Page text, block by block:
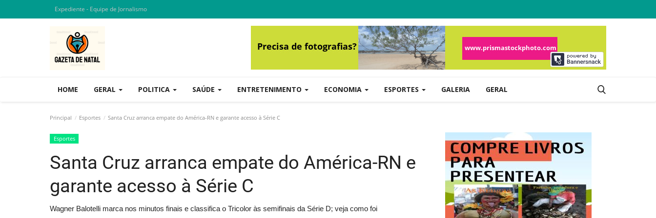
Expediente - Equipe de Jornalismo
HOME GERAL POLITICA SAÚDE ENTRETENIMENTO ECONOMIA ESPORTES GALERIA GERAL
Principal Esportes Santa Cruz arranca empate do América-RN e garante acesso à Série C
Esportes
Santa Cruz arranca empate do América-RN e
garante acesso à Série C
Wagner Balotelli marca nos minutos finais e classifica o Tricolor às semifinais da Série D; veja como foi